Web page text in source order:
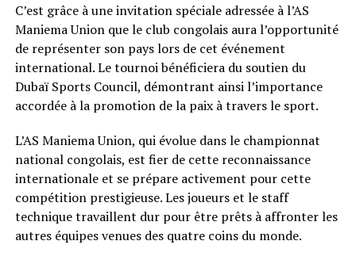
C’est grâce à une invitation spéciale adressée à l’AS
Maniema Union que le club congolais aura l’opportunité
de représenter son pays lors de cet événement
international. Le tournoi bénéficiera du soutien du
Dubaï Sports Council, démontrant ainsi l’importance
accordée à la promotion de la paix à travers le sport.
L’AS Maniema Union, qui évolue dans le championnat
national congolais, est fier de cette reconnaissance
internationale et se prépare activement pour cette
compétition prestigieuse. Les joueurs et le staff
technique travaillent dur pour être prêts à affronter les
autres équipes venues des quatre coins du monde.